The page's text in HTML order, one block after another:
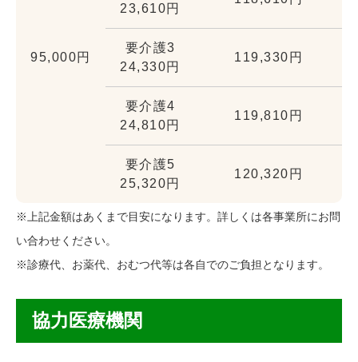
95,000円
23,610円
要介護3
24,330円
119,330円
要介護4
24,810円
119,810円
要介護5
25,320円
120,320円
※上記金額はあくまで目安になります。詳しくは各事業所にお問
い合わせください。
※診療代、お薬代、おむつ代等は各自でのご負担となります。
協力医療機関